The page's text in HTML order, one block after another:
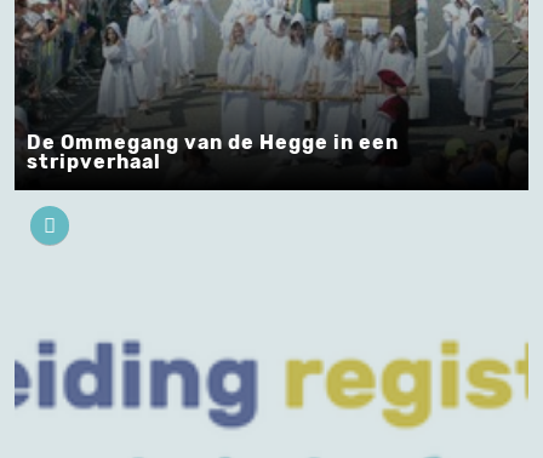
De Ommegang van de Hegge in een
stripverhaal